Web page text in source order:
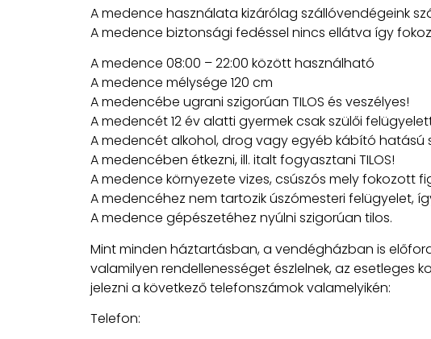
A medence használata kizárólag szállóvendégeink
A medence biztonsági fedéssel nincs ellátva így
A medence 08:00 – 22:00 között használható
A medence mélysége 120 cm
A medencébe ugrani szigorúan TILOS és veszélyes!
A medencét 12 év alatti gyermek csak szülői
A medencét alkohol, drog vagy egyéb kábító hatású
A medencében étkezni, ill. italt fogyasztani TILOS!
A medence környezete vizes, csúszós mely fokozott
A medencéhez nem tartozik úszómesteri felügyelet,
A medence gépészetéhez nyúlni szigorúan tilos.
Mint minden háztartásban, a vendégházban is
valamilyen rendellenességet észlelnek, az esetleges
jelezni a következő telefonszámok valamelyikén:
Telefon: